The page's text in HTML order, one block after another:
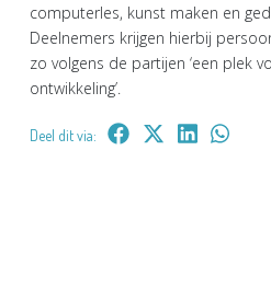
computerles, kunst maken en
Deelnemers krijgen hierbij
zo volgens de partijen ‘een plek
ontwikkeling’.
Deel dit via: